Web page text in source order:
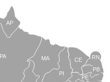
PE
RN
CE
PI
MA
AP
PA
PB